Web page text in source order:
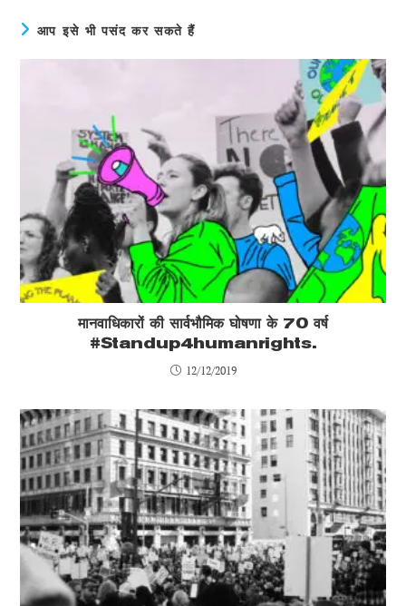
आप इसे भी पसंद कर सकते हैं
मानवाधिकारों की सार्वभौमिक घोषणा के 70 वर्ष
#Standup4humanrights.
12/12/2019